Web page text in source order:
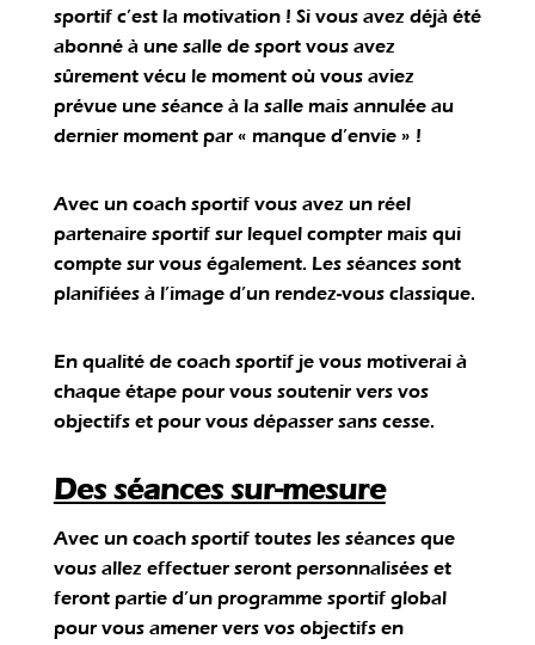
sportif c’est la motivation ! Si vous avez déjà été
abonné à une salle de sport vous avez
sûrement vécu le moment où vous aviez
prévue une séance à la salle mais annulée au
dernier moment par « manque d’envie » !
Avec un coach sportif vous avez un réel
partenaire sportif sur lequel compter mais qui
compte sur vous également. Les séances sont
planifiées à l’image d’un rendez-vous classique.
En qualité de coach sportif je vous motiverai à
chaque étape pour vous soutenir vers vos
objectifs et pour vous dépasser sans cesse.
Des séances sur-mesure
Avec un coach sportif toutes les séances que
vous allez effectuer seront personnalisées et
feront partie d’un programme sportif global
pour vous amener vers vos objectifs en